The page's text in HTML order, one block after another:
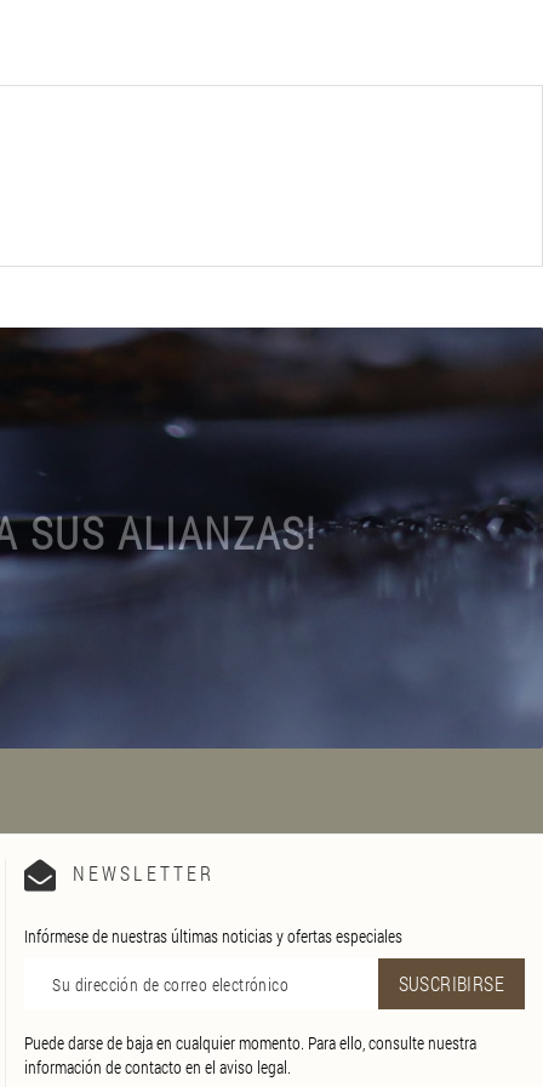
SUS ALIANZAS!
NEWSLETTER
Infórmese de nuestras últimas noticias y ofertas especiales
Puede darse de baja en cualquier momento. Para ello, consulte nuestra
información de contacto en el aviso legal.